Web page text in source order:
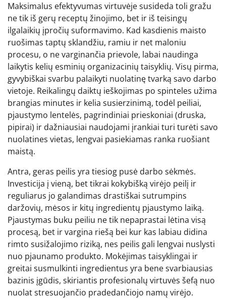
Maksimalus efektyvumas virtuvėje susideda toli gražu
ne tik iš gerų receptų žinojimo, bet ir iš teisingų
ilgalaikių įpročių suformavimo. Kad kasdienis maisto
ruošimas taptų sklandžiu, ramiu ir net maloniu
procesu, o ne varginančia prievole, labai naudinga
laikytis kelių esminių organizacinių taisyklių. Visų pirma,
gyvybiškai svarbu palaikyti nuolatinę tvarką savo darbo
vietoje. Reikalingų daiktų ieškojimas po spinteles užima
brangias minutes ir kelia susierzinimą, todėl peiliai,
pjaustymo lentelės, pagrindiniai prieskoniai (druska,
pipirai) ir dažniausiai naudojami įrankiai turi turėti savo
nuolatines vietas, lengvai pasiekiamas ranka ruošiant
maistą.
Antra, geras peilis yra tiesiog pusė darbo sėkmės.
Investicija į vieną, bet tikrai kokybišką virėjo peilį ir
reguliarus jo galandimas drastiškai sutrumpins
daržovių, mėsos ir kitų ingredientų pjaustymo laiką.
Pjaustymas buku peiliu ne tik nepaprastai lėtina visą
procesą, bet ir vargina riešą bei kur kas labiau didina
rimto susižalojimo riziką, nes peilis gali lengvai nuslysti
nuo pjaunamo produkto. Mokėjimas taisyklingai ir
greitai susmulkinti ingredientus yra bene svarbiausias
bazinis įgūdis, skiriantis profesionalų virtuvės šefą nuo
nuolat stresuojančio pradedančiojo namų virėjo.